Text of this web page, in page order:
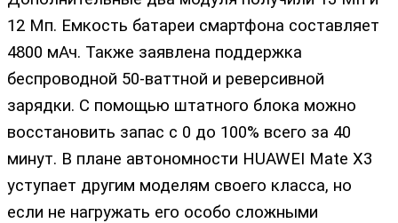
12 Мп. Емкость батареи смартфона составляет
4800 мАч. Также заявлена поддержка
беспроводной 50-ваттной и реверсивной
зарядки. С помощью штатного блока можно
восстановить запас с 0 до 100% всего за 40
минут. В плане автономности HUAWEI Mate X3
уступает другим моделям своего класса, но
если не нагружать его особо сложными